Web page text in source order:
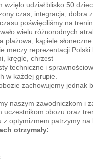
wzięło udział blisko 50
czas, integracja, dobra
poświęciliśmy na
wielu różnorodnych
plażowa, kąpiele
meczy reprezentacji
kręgle, chrzest
techniczne i
w każdej grupie.
zachowujemy jednak
naszym zawodniczkom i
uczestnikom obozu oraz
z optymizmem patrzymy
otrzymały: